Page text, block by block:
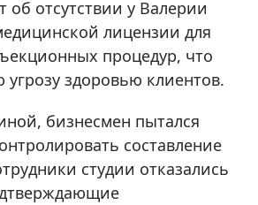
об отсутствии у Валерии
лицензии для
процедур, что
угрозу здоровью клиентов.
бизнесмен пытался
составление
студии отказались